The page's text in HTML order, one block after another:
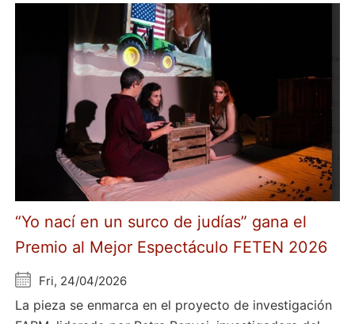
“Yo nací en un surco de judías” gana el
Premio al Mejor Espectáculo FETEN 2026
Fri, 24/04/2026
La pieza se enmarca en el proyecto de investigación